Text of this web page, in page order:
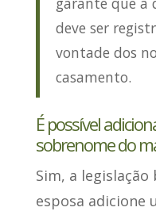
deve ser
vontade dos
casamento.
É possível
sobrenome do
Sim, a
esposa adicione